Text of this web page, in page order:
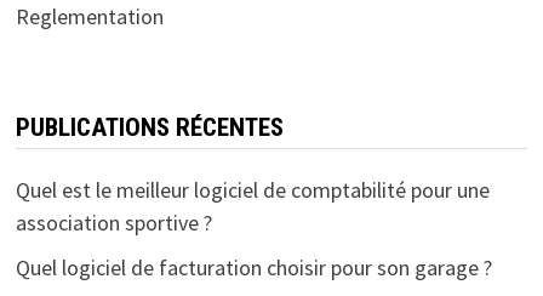
Reglementation
PUBLICATIONS RÉCENTES
Quel est le meilleur logiciel de comptabilité pour une
association sportive ?
Quel logiciel de facturation choisir pour son garage ?